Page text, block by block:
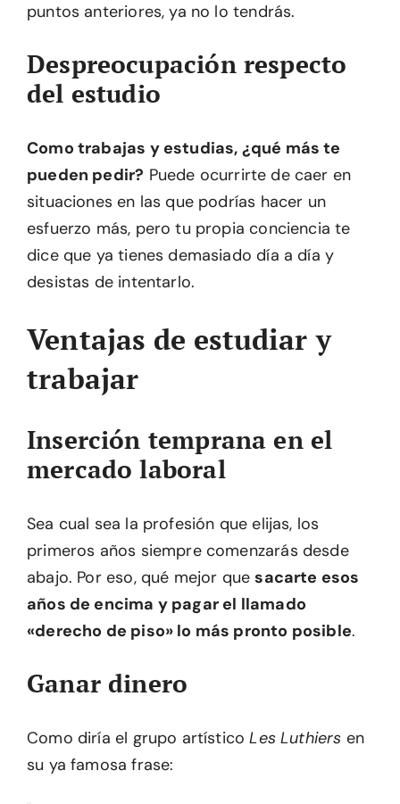
puntos anteriores, ya no lo tendrás.
Despreocupación respecto
del estudio
Como trabajas y estudias, ¿qué más te
pueden pedir? Puede ocurrirte de caer en
situaciones en las que podrías hacer un
esfuerzo más, pero tu propia conciencia te
dice que ya tienes demasiado día a día y
desistas de intentarlo.
Ventajas de estudiar y
trabajar
Inserción temprana en el
mercado laboral
Sea cual sea la profesión que elijas, los
primeros años siempre comenzarás desde
abajo. Por eso, qué mejor quesacarte esos
años de encima y pagar el llamado
«derecho de piso» lo más pronto posible.
Ganar dinero
Como diría el grupo artísticoLes Luthiers en
su ya famosa frase: